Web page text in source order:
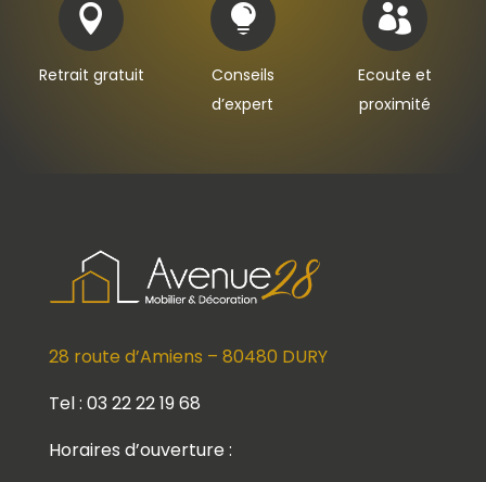

Retrait gratuit

Conseils
d’expert

Ecoute et
proximité
28 route d’Amiens – 80480 DURY
Tel : 03 22 22 19 68
Horaires d’ouverture :